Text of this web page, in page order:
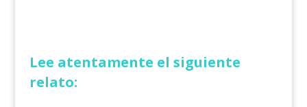
Lee atentamente el siguiente
relato: